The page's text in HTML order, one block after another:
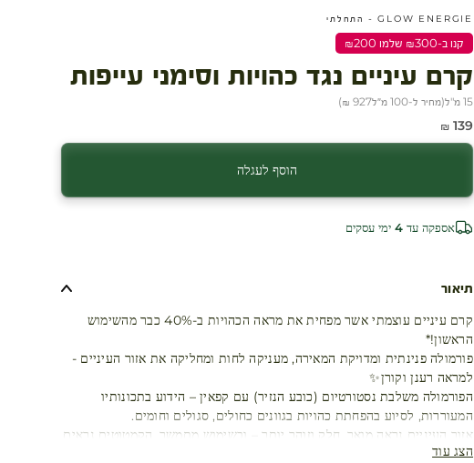
GLOW ENERGIE - התחלתי
קנו ב-₪300 שלמו ₪200
קרם עיניים נגד כהויות וסימני עייפות
15 מ"ל (מחיר ל-100 מ״ל 927 ₪
)
מחיר מבצע
139 ₪
הוסף לעגלה
אספקה עד 4 ימי עסקים
תיאור
קרם עיניים עוצמתי אשר מפחית את מראה הכהויות ב-40% כבר מהשימוש
הראשון!*
פורמולה פנינתית ומדויקת המאירה, מעניקה לחות ומחליקה את אזור העיניים -
למראה רענן וקורן✨
הפורמולה משלבת נסטורטיום (כובע הנזיר) עם קפאין – הידוע בתכונותיו
המעוררות, לסיוע בהפחתת כהויות בגוונים כחולים, סגולים וחומים.
אזור העיניים נראה מואר, חלק וזוהר יותר – ובשימוש מתמשך, הקמטוטים נראים
מוחלקים עם פחות כהויות.
הצג עוד